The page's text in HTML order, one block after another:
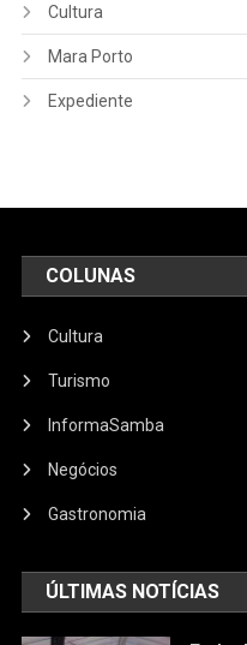
Cultura
Mara Porto
Expediente
COLUNAS
Cultura
Turismo
InformaSamba
Negócios
Gastronomia
ÚLTIMAS NOTÍCIAS